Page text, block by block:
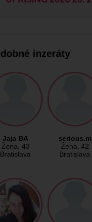
inzeráty
Jaja BA
Žena, 43
Bratislava
serious.m
Žena, 42
Bratislava